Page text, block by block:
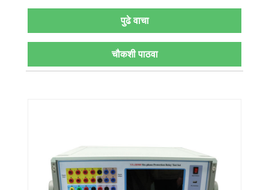
पुढे वाचा
चौकशी पाठवा